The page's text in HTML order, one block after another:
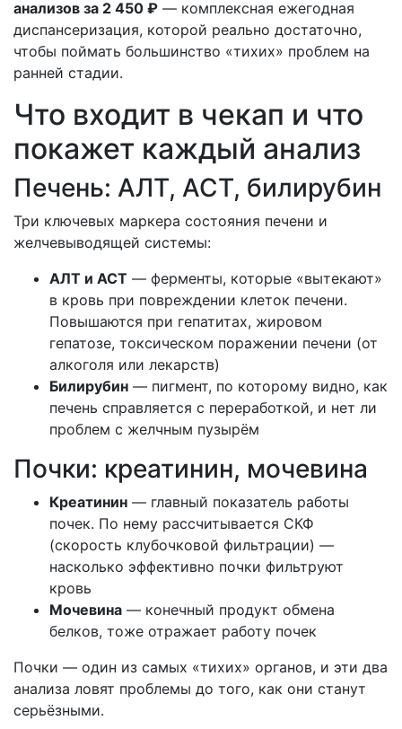
анализов за 2 450 ₽ — комплексная ежегодная
диспансеризация, которой реально достаточно,
чтобы поймать большинство «тихих» проблем на
ранней стадии.
Что входит в чекап и что
покажет каждый анализ
Печень: АЛТ, АСТ, билирубин
Три ключевых маркера состояния печени и
желчевыводящей системы:
АЛТ и АСТ — ферменты, которые «вытекают»
в кровь при повреждении клеток печени.
Повышаются при гепатитах, жировом
гепатозе, токсическом поражении печени (от
алкоголя или лекарств)
Билирубин — пигмент, по которому видно, как
печень справляется с переработкой, и нет ли
проблем с желчным пузырём
Почки: креатинин, мочевина
Креатинин — главный показатель работы
почек. По нему рассчитывается СКФ
(скорость клубочковой фильтрации) —
насколько эффективно почки фильтруют
кровь
Мочевина — конечный продукт обмена
белков, тоже отражает работу почек
Почки — один из самых «тихих» органов, и эти два
анализа ловят проблемы до того, как они станут
серьёзными.